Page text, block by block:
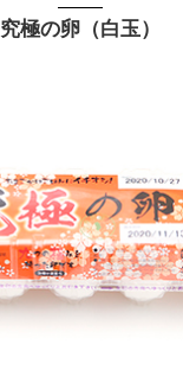
究極の卵（白玉）